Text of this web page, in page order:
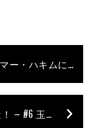
最強のドラム練習帳 〜 Vol.14 オマー・ハキムに学ぶダイナミクス・コントロール
the Focus – ドラマーの足元に大接近！ – #6 玉田豊夢